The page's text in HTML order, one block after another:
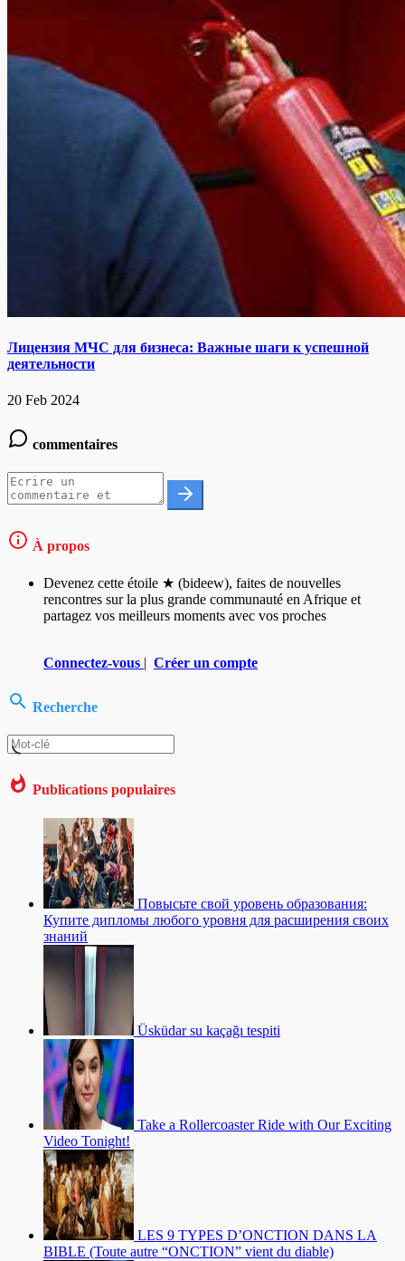
Лицензия МЧС для бизнеса: Важные шаги к успешной
деятельности
20 Feb 2024
commentaires
À propos
Devenez cette étoile ★ (bideew), faites de nouvelles
rencontres sur la plus grande communauté en Afrique et
partagez vos meilleurs moments avec vos proches
Connectez-vous | Créer un compte
Recherche
Publications populaires
Повысьте свой уровень образования:
Купите дипломы любого уровня для расширения своих
знаний
Üsküdar su kaçağı tespiti
Take a Rollercoaster Ride with Our Exciting
Video Tonight!
LES 9 TYPES D’ONCTION DANS LA
BIBLE (Toute autre “ONCTION” vient du diable)